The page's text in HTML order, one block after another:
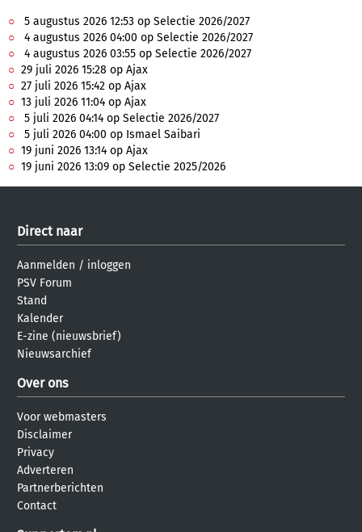
5 augustus 2026 12:53 op Selectie 2026/2027
4 augustus 2026 04:00 op Selectie 2026/2027
4 augustus 2026 03:55 op Selectie 2026/2027
29 juli 2026 15:28 op Ajax
27 juli 2026 15:42 op Ajax
13 juli 2026 11:04 op Ajax
5 juli 2026 04:14 op Selectie 2026/2027
5 juli 2026 04:00 op Ismael Saibari
19 juni 2026 13:14 op Ajax
19 juni 2026 13:09 op Selectie 2025/2026
Direct naar
Aanmelden / inloggen
PSV Forum
Stand
Kalender
E-zine (nieuwsbrief)
Nieuwsarchief
Over ons
Voor webmasters
Disclaimer
Privacy
Adverteren
Partnerberichten
Contact